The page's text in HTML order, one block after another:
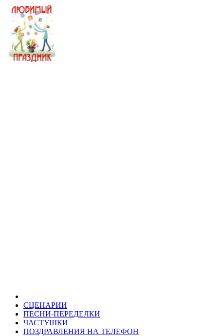
СЦЕНАРИИ
ПЕСНИ-ПЕРЕДЕЛКИ
ЧАСТУШКИ
ПОЗДРАВЛЕНИЯ НА ТЕЛЕФОН